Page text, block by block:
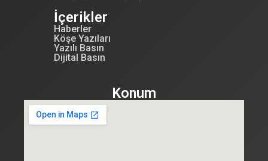
İçerikler
Haberler
Köşe Yazıları
Yazılı Basın
Dijital Basın
Konum